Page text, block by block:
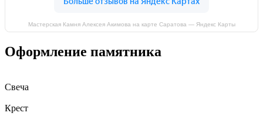
Мастерская Камня Алексея Акимова на карте Саратова — Яндекс Карты
Оформление памятника
Свеча
Крест